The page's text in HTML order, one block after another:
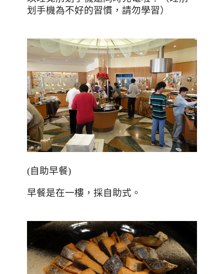
划手機為不好的習慣，請勿學習）
(自助早餐)
早餐是在一樓，採自助式。